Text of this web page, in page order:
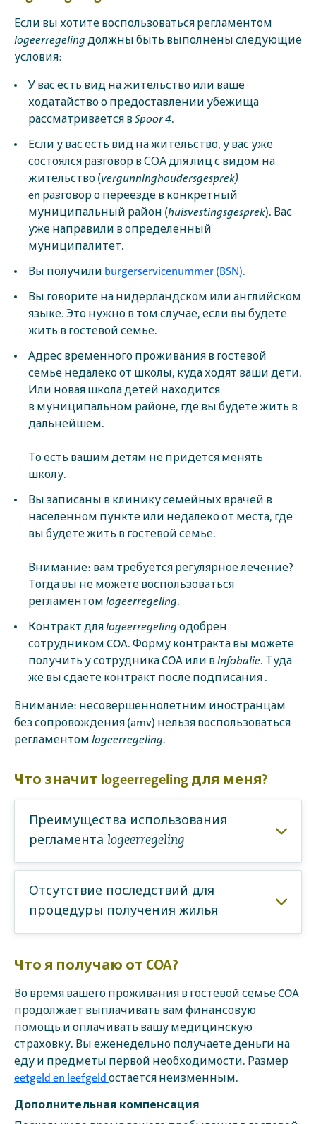
Если вы хотите воспользоваться регламентом
logeerregeling должны быть выполнены следующие
условия:
У вас есть вид на жительство или ваше
ходатайство о предоставлении убежища
рассматривается вSpoor 4.
Если у вас есть вид на жительство, у вас уже
состоялся разговор в СОА для лиц с видом на
жительство (vergunninghoudersgesprek)
en разговор о переезде в конкретный
муниципальный район (huisvestingsgesprek). Вас
уже направили в определенный
муниципалитет.
Вы получили burgerservicenummer (BSN).
Вы говорите на нидерландском или английском
языке. Это нужно в том случае, если вы будете
жить в гостевой семье.
Адрес временного проживания в гостевой
семье недалеко от школы, куда ходят ваши дети.
Или новая школа детей находится
в муниципальном районе, где вы будете жить в
дальнейшем.
То есть вашим детям не придется менять
школу.
Вы записаны в клинику семейных врачей в
населенном пункте или недалеко от места, где
вы будете жить в гостевой семье.
Внимание: вам требуется регулярное лечение?
Тогда вы не можете воспользоваться
регламентом logeerregeling.
Контракт дляlogeerregeling одобрен
сотрудником COA. Форму контракта вы можете
получить у сотрудника COA или вInfobalie. Туда
же вы сдаете контракт после подписания .
Внимание: несовершеннолетним иностранцам
без сопровождения (amv) нельзя воспользоваться
регламентом logeerregeling.
Что значит logeerregeling для меня?
Преимущества использования
регламента logeerregeling
Отсутствие последствий для
процедуры получения жилья
Что я получаю от COA?
Во время вашего проживания в гостевой семье COA
продолжает выплачивать вам финансовую
помощь и оплачивать вашу медицинскую
страховку. Вы еженедельно получаете деньги на
еду и предметы первой необходимости. Размер
eetgeld en leefgeld остается неизменным.
Дополнительная компенсация